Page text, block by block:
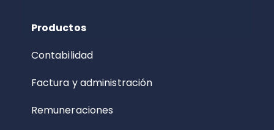
Productos
Contabilidad
Factura y administración
Remuneraciones